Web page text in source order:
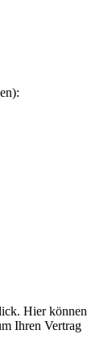
Hier können
Ihren Vertrag